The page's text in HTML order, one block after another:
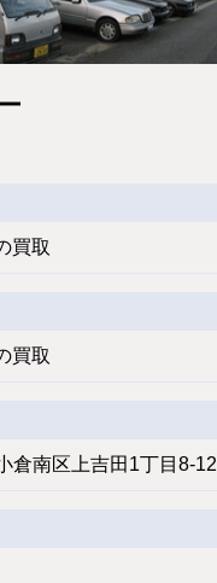
買取
買取
倉南区上吉田1丁目8-12